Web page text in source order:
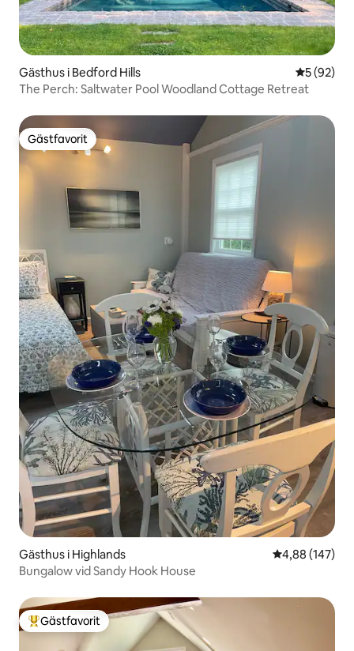
Gästhus i Bedford Hills 5 av 5 i
5 (92)
The Perch: Saltwater Pool Woodland Cottage Retreat
Gästfavorit
Gästfavorit
Gästhus i Highlands 4,88 av 5 i
4,88 (147)
Bungalow vid Sandy Hook House
Populär gästfavorit
Gästfavorit